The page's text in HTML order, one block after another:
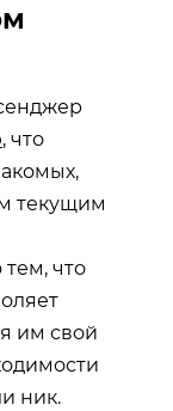
, что
текущим
что
им свой
ник.